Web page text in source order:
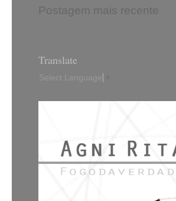
Postagem mais recente
Translate
Select Language